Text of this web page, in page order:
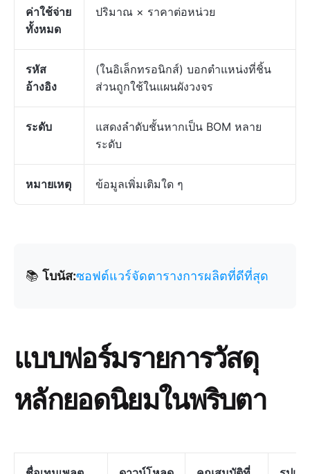
ค่าใช้จ่าย
ทั้งหมด
ปริมาณ × ราคาต่อหน่วย
รหัส
อ้างอิง
(ในอิเล็กทรอนิกส์) บอกตำแหน่งที่ชิ้น
ส่วนถูกใช้ในแผนผังวงจร
ระดับ
แสดงลำดับชั้นหากเป็น BOM หลาย
ระดับ
หมายเหตุ ข้อมูลเพิ่มเติมใด ๆ
📚 โบนัส:ซอฟต์แวร์จัดตารางการผลิตที่ดีที่สุด
แบบฟอร์มรายการวัสดุ
หลักยอดนิยมในพริบตา